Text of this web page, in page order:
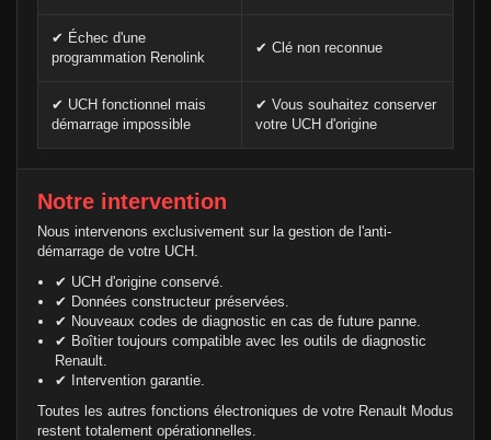
✔ Échec d'une
programmation Renolink
✔ Clé non reconnue
✔ UCH fonctionnel mais
démarrage impossible
✔ Vous souhaitez conserver
votre UCH d'origine
Notre intervention
Nous intervenons exclusivement sur la gestion de l'anti-
démarrage de votre UCH.
✔ UCH d'origine conservé.
✔ Données constructeur préservées.
✔ Nouveaux codes de diagnostic en cas de future panne.
✔ Boîtier toujours compatible avec les outils de diagnostic
Renault.
✔ Intervention garantie.
Toutes les autres fonctions électroniques de votre Renault Modus
restent totalement opérationnelles.